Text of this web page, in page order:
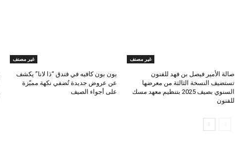
غير مصنف
صالة الأمير فيصل بن فهد للفنون
تستضيف النسخة الثالثة من معرضها
السنوي بصيف 2025 بتنظيم معهد مسك
للفنون
غير مصنف
بون بون كافيه في فندق “ذا لانا” يكشف
عن عروض جديدة تُضفي نكهة مميّزة
على أجواء الصيف